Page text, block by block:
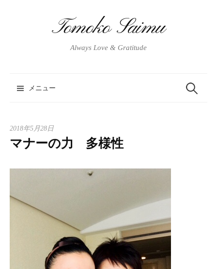
Tomoko Saimu
Always Love & Gratitude
メニュー 検
2018年5月28日
マナーの力 多様性